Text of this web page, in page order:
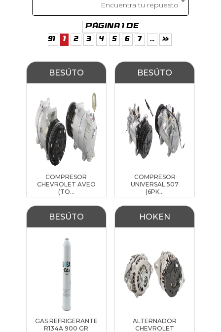
Encuentra tu repuesto
Página 1 de
91
1 2 3 4 5 6 7 ... »
BESÚTO
COMPRESOR
CHEVROLET AVEO
(TO...
BESÚTO
COMPRESOR
UNIVERSAL 507
(6PK...
BESÚTO
GAS REFRIGERANTE
R134A 900 GR
HOKEN
ALTERNADOR
CHEVROLET